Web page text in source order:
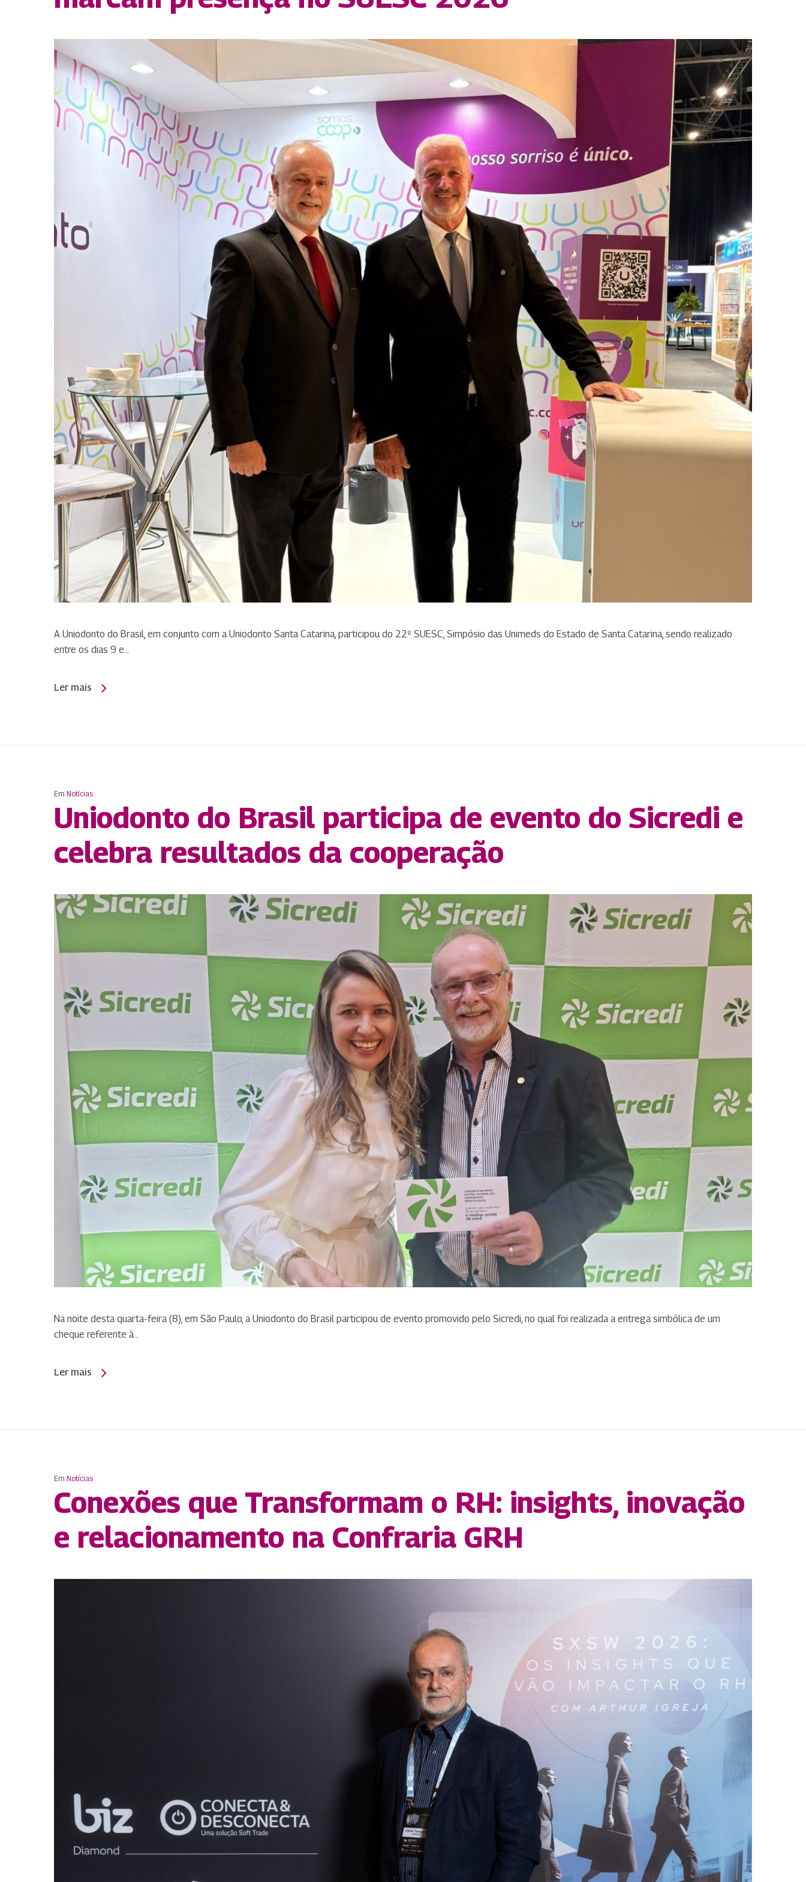
A Uniodonto do Brasil, em conjunto com a Uniodonto Santa Catarina, participou do 22º SUESC, Simpósio das Unimeds do Estado de Santa Catarina, sendo realizado
entre os dias 9 e…
Ler mais
Em Notícias
Uniodonto do Brasil participa de evento do Sicredi e
celebra resultados da cooperação
Na noite desta quarta-feira (8), em São Paulo, a Uniodonto do Brasil participou de evento promovido pelo Sicredi, no qual foi realizada a entrega simbólica de um
cheque referente à…
Ler mais
Em Notícias
Conexões que Transformam o RH: insights, inovação
e relacionamento na Confraria GRH